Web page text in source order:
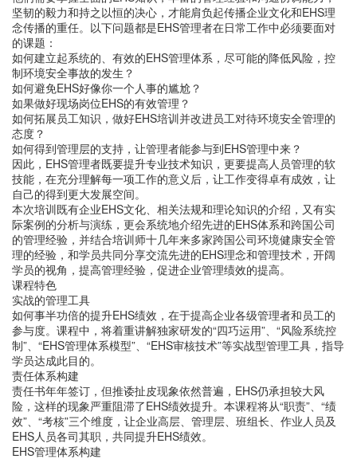
坚韧的毅力和持之以恒的决心，才能肩负起传播企业文化和EHS理
念传播的重任。以下问题都是EHS管理者在日常工作中必须要面对
的课题：
如何建立起系统的、有效的EHS管理体系，尽可能的降低风险，控
制环境安全事故的发生？
如何避免EHS好像你一个人事的尴尬？
如果做好现场岗位EHS的有效管理？
如何拓展员工知识，做好EHS培训并改进员工对待环境安全管理的
态度？
如何得到管理层的支持，让管理者能参与到EHS管理中来？
因此，EHS管理者既要提升专业技术知识，更要提高人员管理的软
技能，在充分理解每一项工作的意义后，让工作变得卓有成效，让
自己的得到更大发展空间。
本次培训既有企业EHS文化、相关法规和理论知识的介绍，又有实
际案例的分析与演练，更会系统地介绍先进的EHS体系和跨国公司
的管理经验，并结合培训师十几年来多家跨国公司环境健康安全管
理的经验，和学员共同分享交流先进的EHS理念和管理技术，开阔
学员的视角，提高管理经验，促进企业管理绩效的提高。
课程特色
实战的管理工具
如何事半功倍的提升EHS绩效，在于提高企业各级管理者和员工的
参与度。课程中，将着重讲解独家研发的“四巧运用”、“风险系统控
制”、“EHS管理体系模型”、“EHS审核技术”等实战型管理工具，指导
学员达成此目的。
责任体系构建
责任书年年签订，但推诿扯皮现象依然普遍，EHS仍承担较大风
险，这样的现象严重阻滞了EHS绩效提升。本课程将从“职责”、“绩
效”、“考核”三个维度，让企业高层、管理层、班组长、作业人员及
EHS人员各司其职，共同提升EHS绩效。
EHS管理体系构建